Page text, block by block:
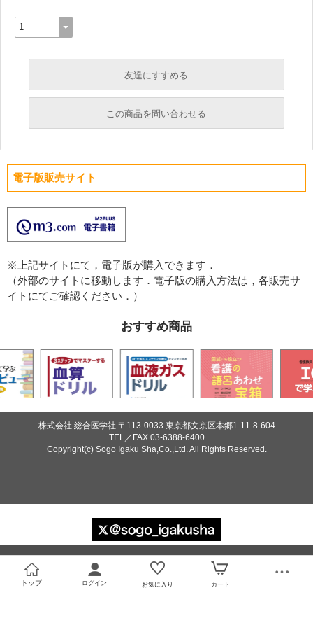
友達にすすめる
必須
この商品を問い合わせる
Eメール
プライバシーポリシーをご確認ください。
プライバシーポリシーを確認しました。
電子版販売サイト
※上記サイトにて，電子版が購入できます．
（外部のサイトに移動します．電子版の購入方法は，各販売サ
イトにてご確認ください．）
おすすめ商品
株式会社 総合医学社 〒113-0033 東京都文京区本郷1-11-8-604
TEL／FAX 03-6388-6400
Copyright(c) Sogo Igaku Sha,Co.,Ltd. All Rights Reserved.
トップ ログイン お気に入り カート